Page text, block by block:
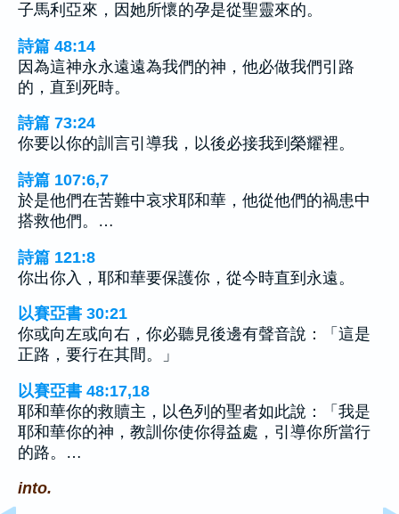
子馬利亞來，因她所懷的孕是從聖靈來的。
詩篇 48:14
因為這神永永遠遠為我們的神，他必做我們引路
的，直到死時。
詩篇 73:24
你要以你的訓言引導我，以後必接我到榮耀裡。
詩篇 107:6,7
於是他們在苦難中哀求耶和華，他從他們的禍患中
搭救他們。…
詩篇 121:8
你出你入，耶和華要保護你，從今時直到永遠。
以賽亞書 30:21
你或向左或向右，你必聽見後邊有聲音說：「這是
正路，要行在其間。」
以賽亞書 48:17,18
耶和華你的救贖主，以色列的聖者如此說：「我是
耶和華你的神，教訓你使你得益處，引導你所當行
的路。…
into.